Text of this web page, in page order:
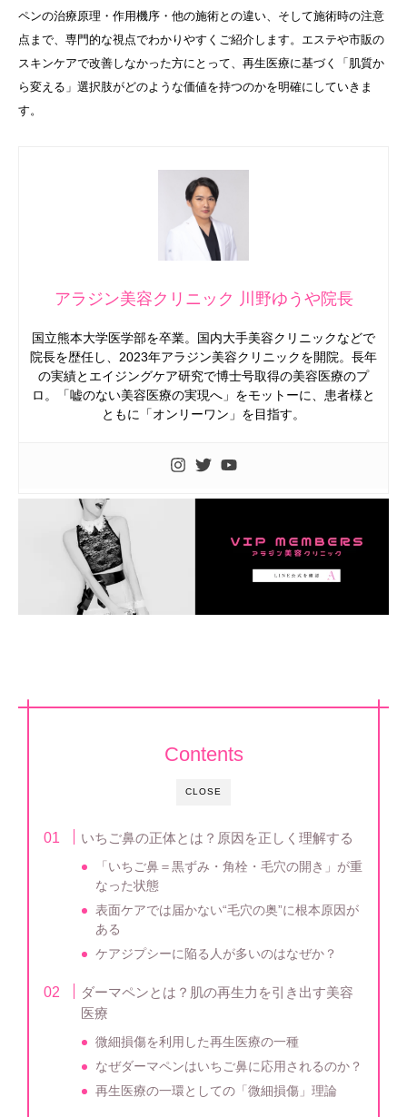
ペンの治療原理・作用機序・他の施術との違い、そして施術時の注意
点まで、専門的な視点でわかりやすくご紹介します。エステや市販の
スキンケアで改善しなかった方にとって、再生医療に基づく「肌質か
ら変える」選択肢がどのような価値を持つのかを明確にしていきま
す。
アラジン美容クリニック 川野ゆうや院長
国立熊本大学医学部を卒業。国内大手美容クリニックなどで
院長を歴任し、2023年アラジン美容クリニックを開院。長年
の実績とエイジングケア研究で博士号取得の美容医療のプ
ロ。「嘘のない美容医療の実現へ」をモットーに、患者様と
ともに「オンリーワン」を目指す。
CLOSE
Contents
いちご鼻の正体とは？原因を正しく理解する
「いちご鼻＝黒ずみ・角栓・毛穴の開き」が重
なった状態
表面ケアでは届かない“毛穴の奥”に根本原因が
ある
ケアジプシーに陥る人が多いのはなぜか？
ダーマペンとは？肌の再生力を引き出す美容
医療
微細損傷を利用した再生医療の一種
なぜダーマペンはいちご鼻に応用されるのか？
再生医療の一環としての「微細損傷」理論